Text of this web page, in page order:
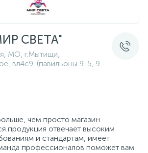
СВЕТА"
МО, г.Мытищи,
вл4с9. (павильоны 9-5, 9-
чем просто магазин
продукция отвечает высоким
и стандартам, имеет
профессионалов поможет вам
работ
и фонари
пары
изделия